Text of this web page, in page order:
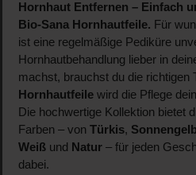
Hornhaut Entfernen – Einfach
Bio-Sana Hornhautfeile. Für
ist eine regelmäßige Pediküre
Hornhautbehandlung lieber in
machst, brauchst du die richtigen
Hornhautfeilewird die Pflege
Die hochwertige Kollektion bietet
Farben – von Türkis,
Weißund Natur– für jeden
dabei.